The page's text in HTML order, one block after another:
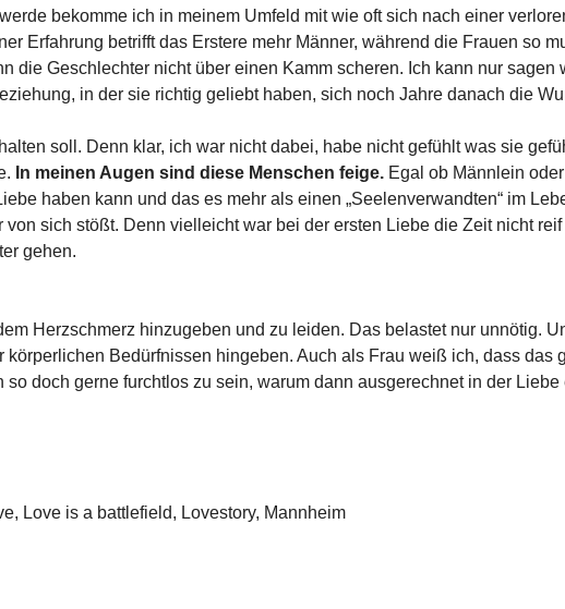
bekomme ich in meinem Umfeld mit wie oft sich nach einer
Erfahrung betrifft das Erstere mehr Männer, während die Frauen so
die Geschlechter nicht über einen Kamm scheren. Ich kann nur
in der sie richtig geliebt haben, sich noch Jahre danach die
soll. Denn klar, ich war nicht dabei, habe nicht gefühlt was sie
In meinen Augen sind diese Menschen feige. Egal ob Männlein
haben kann und das es mehr als einen „Seelenverwandten“ im
sich stößt. Denn vielleicht war bei der ersten Liebe die Zeit nicht
gehen.
Herzschmerz hinzugeben und zu leiden. Das belastet nur unnötig.
Bedürfnissen hingeben. Auch als Frau weiß ich, dass das
doch gerne furchtlos zu sein, warum dann ausgerechnet in der
, Love is a battlefield, Lovestory, Mannheim